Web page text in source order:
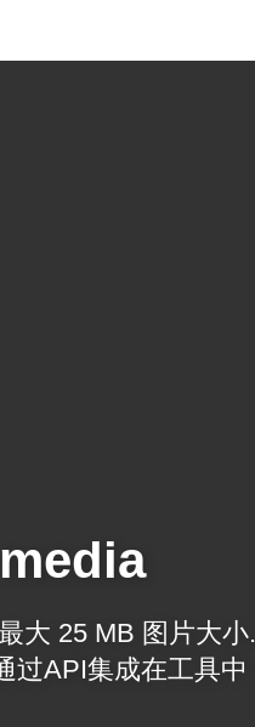
大 25 MB 图片大小.
API集成在工具中.